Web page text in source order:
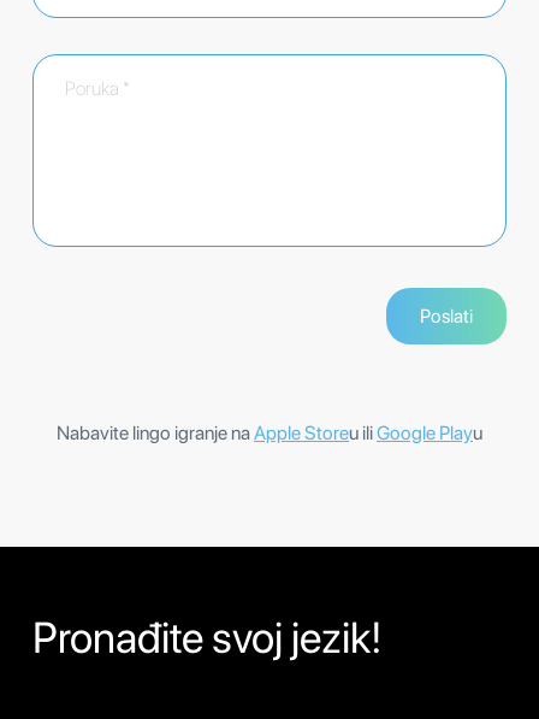
Nabavite lingo igranje naApple Storeu iliGoogle Playu
Pronađite svoj jezik!